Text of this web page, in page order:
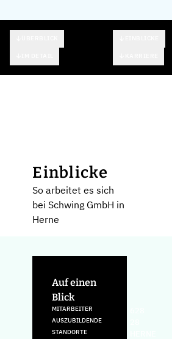
Einblicke
So arbeitet es sich
bei Schwing GmbH in
Herne
Auf einen
Blick
MITARBEITER
AUSZUBILDENDE
STANDORTE